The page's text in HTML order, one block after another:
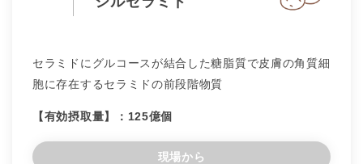
セラミドにグルコースが結合した糖脂質で皮膚の角質細
胞に存在するセラミドの前段階物質
【有効摂取量】：125億個
現場から